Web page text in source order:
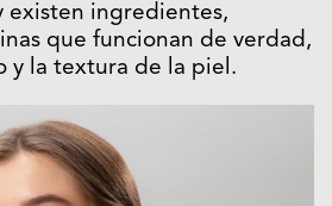
existen ingredientes,
que funcionan de verdad,
y la textura de la piel.